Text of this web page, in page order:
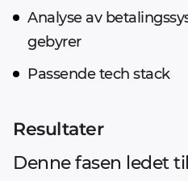
Analyse av
gebyrer
Passende tech stack
Resultater
Denne fasen ledet